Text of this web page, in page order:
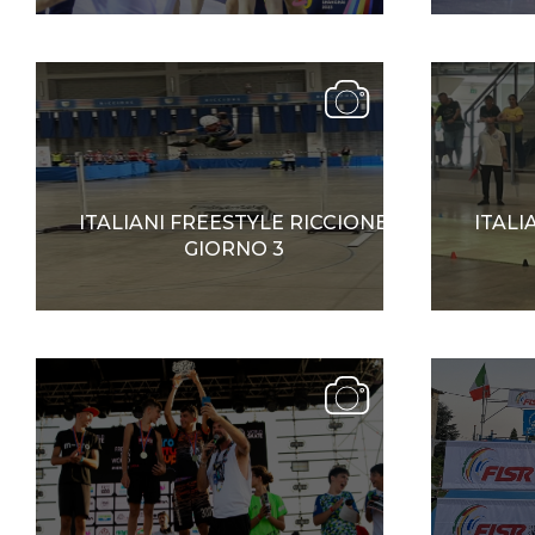
ITALIANI FREESTYLE RICCIONE
GIORNO 3
Mappa del sito